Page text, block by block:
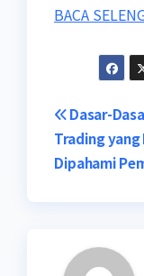
BACA
Post
Dasar-
Trading yang
Dipahami